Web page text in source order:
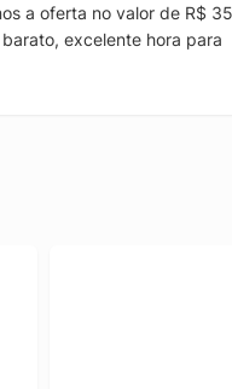
a oferta no valor de R$
excelente hora para